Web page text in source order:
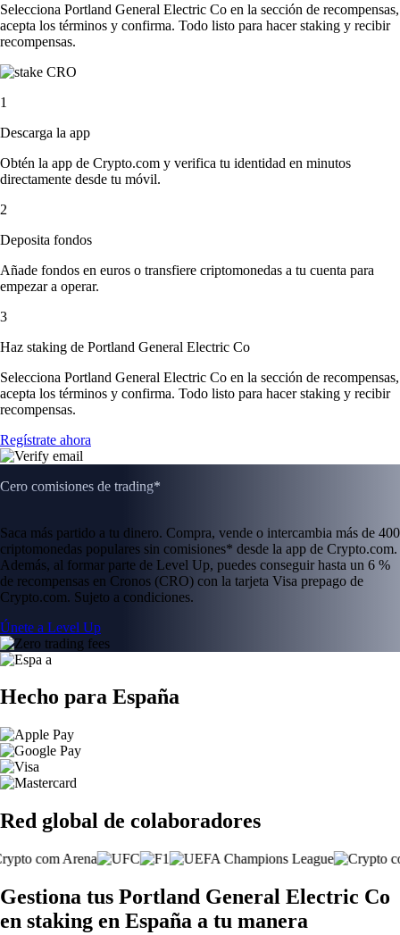
Selecciona Portland General Electric Co en la sección de recompensas,
acepta los términos y confirma. Todo listo para hacer staking y recibir
recompensas.
1
Descarga la app
Obtén la app de Crypto.com y verifica tu identidad en minutos
directamente desde tu móvil.
2
Deposita fondos
Añade fondos en euros o transfiere criptomonedas a tu cuenta para
empezar a operar.
3
Haz staking de Portland General Electric Co
Selecciona Portland General Electric Co en la sección de recompensas,
acepta los términos y confirma. Todo listo para hacer staking y recibir
recompensas.
Regístrate ahora
Cero comisiones de trading*
Saca más partido a tu dinero. Compra, vende o intercambia más de 400
criptomonedas populares sin comisiones* desde la app de Crypto.com.
Además, al formar parte de Level Up, puedes conseguir hasta un 6 %
de recompensas en Cronos (CRO) con la tarjeta Visa prepago de
Crypto.com. Sujeto a condiciones.
Únete a Level Up
Hecho para España
Red global de colaboradores
Gestiona tus Portland General Electric Co
en staking en España a tu manera